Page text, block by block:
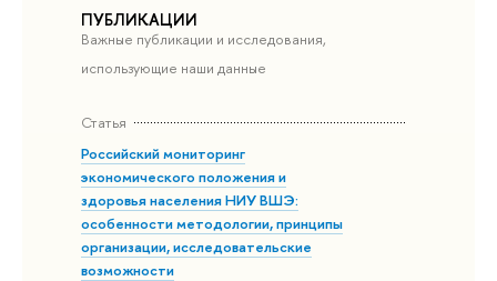
ПУБЛИКАЦИИ
Важные публикации и исследования,
использующие наши данные
Статья
Российский мониторинг
экономического положения и
здоровья населения НИУ ВШЭ:
особенности методологии, принципы
организации, исследовательские
возможности